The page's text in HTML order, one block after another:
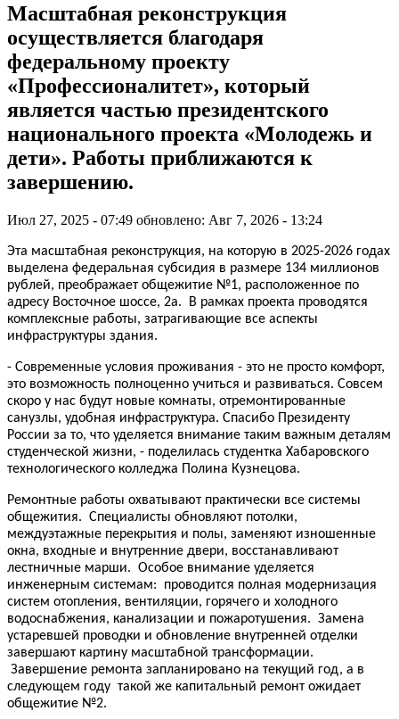
Масштабная реконструкция
осуществляется благодаря
федеральному проекту
«Профессионалитет», который
является частью президентского
национального проекта «Молодежь и
дети». Работы приближаются к
завершению.
Июл 27, 2025 - 07:49 обновлено: Авг 7, 2026 - 13:24
Эта масштабная реконструкция, на которую в 2025-2026 годах
выделена федеральная субсидия в размере 134 миллионов
рублей, преображает общежитие №1, расположенное по
адресу Восточное шоссе, 2а. В рамках проекта проводятся
комплексные работы, затрагивающие все аспекты
инфраструктуры здания.
- Современные условия проживания - это не просто комфорт,
это возможность полноценно учиться и развиваться. Совсем
скоро у нас будут новые комнаты, отремонтированные
санузлы, удобная инфраструктура. Спасибо Президенту
России за то, что уделяется внимание таким важным деталям
студенческой жизни, - поделилась студентка Хабаровского
технологического колледжа Полина Кузнецова.
Ремонтные работы охватывают практически все системы
общежития. Специалисты обновляют потолки,
междуэтажные перекрытия и полы, заменяют изношенные
окна, входные и внутренние двери, восстанавливают
лестничные марши. Особое внимание уделяется
инженерным системам: проводится полная модернизация
систем отопления, вентиляции, горячего и холодного
водоснабжения, канализации и пожаротушения. Замена
устаревшей проводки и обновление внутренней отделки
завершают картину масштабной трансформации.
Завершение ремонта запланировано на текущий год, а в
следующем году такой же капитальный ремонт ожидает
общежитие №2.